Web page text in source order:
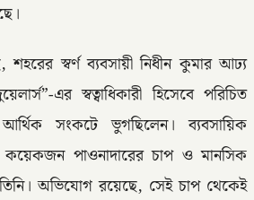
শহরের স্বর্ণ ব্যবসায়ী নিধীন কুমার আঢ্য
এর স্বত্বাধিকারী হিসেবে পরিচিত
সংকটে ভুগছিলেন। ব্যবসায়িক
কয়েকজন পাওনাদারের চাপ ও মানসিক
অভিযোগ রয়েছে, সেই চাপ থেকেই